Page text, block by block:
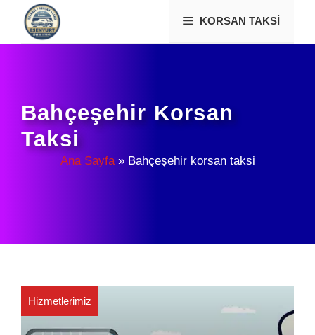
İçeriğe
KORSAN TAKSI
Bahçeşehir Korsan
Taksi
Ana Sayfa» Bahçeşehir korsan taksi
Hizmetlerimiz